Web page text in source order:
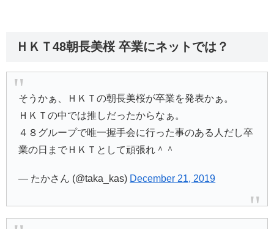
ＨＫＴ48朝長美桜 卒業にネットでは？
そうかぁ、ＨＫＴの朝長美桜が卒業を発表かぁ。
ＨＫＴの中では推しだったからなぁ。
４８グループで唯一握手会に行った事のある人だし卒
業の日までＨＫＴとして頑張れ＾＾
— たかさん (@taka_kas) December 21, 2019